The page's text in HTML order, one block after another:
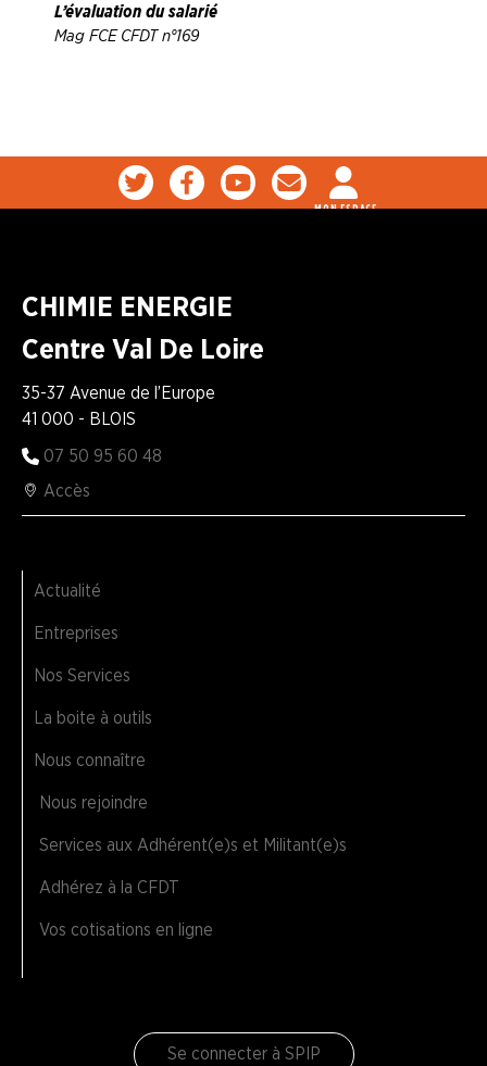
AGENDA
Pourquoi
L’évaluation du salarié
Mag FCE CFDT n°169
MON ESPACE
CHIMIE ENERGIE
Centre Val De Loire
35-37 Avenue de l’Europe
41 000 - BLOIS
07 50 95 60 48
Accès
Actualité
Entreprises
Nos Services
La boite à outils
Nous connaître
Nous rejoindre
Services aux Adhérent(e)s et Militant(e)s
Adhérez à la CFDT
Vos cotisations en ligne
Se connecter à SPIP